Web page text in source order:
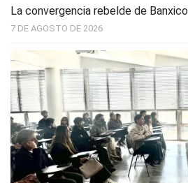
La convergencia rebelde de Banxico
7 DE AGOSTO DE 2026